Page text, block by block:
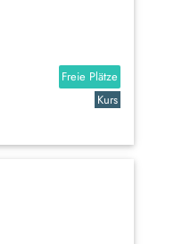
Freie Plätze
Kurs